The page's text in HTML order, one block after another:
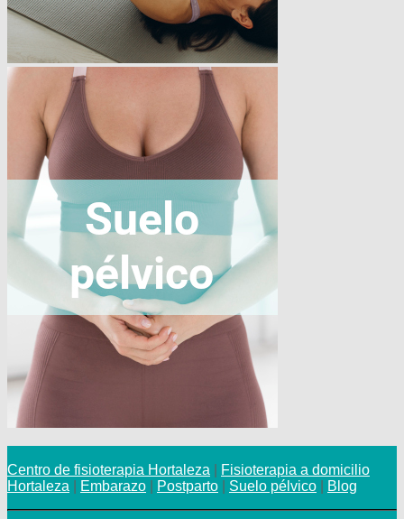
Centro de fisioterapia Hortaleza
Fisioterapia a domicilio
Hortaleza
Embarazo Postparto Suelo pélvico Blog